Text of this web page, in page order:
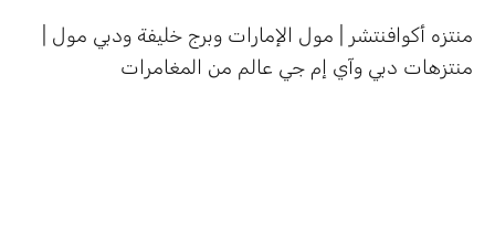
منتزه أكوافنتشر | مول الإمارات وبرج خليفة ودبي مول |
منتزهات دبي وآي إم جي عالم من المغامرات